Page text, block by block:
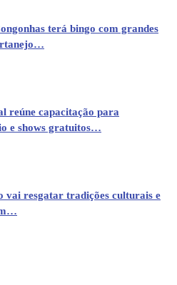
terá bingo com grandes
reúne capacitação para
e shows gratuitos…
vai resgatar tradições culturais e